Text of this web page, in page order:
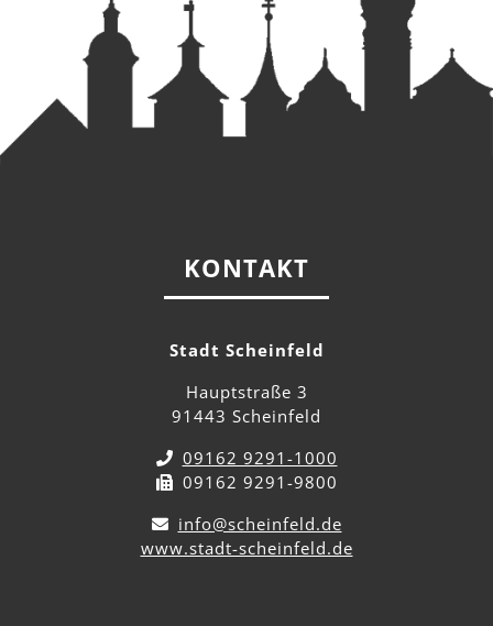
KONTAKT
Stadt Scheinfeld
Hauptstraße 3
91443 Scheinfeld
09162 9291-1000
09162 9291-9800
info@scheinfeld.de
www.stadt-scheinfeld.de